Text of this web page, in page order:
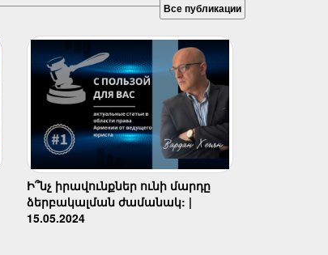
Все публикации
Ի՞նչ իրավունքներ ունի մարդը
ձերբակալման ժամանակ: |
15.05.2024